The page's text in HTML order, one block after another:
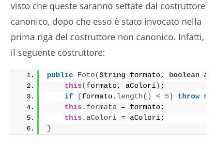
visto che queste saranno settate dal costruttore
canonico, dopo che esso è stato invocato nella
prima riga del costruttore non canonico. Infatti,
il seguente costruttore:
public Foto(String formato, boolean
this( formato, aColori) ;
if
( formato. length() < 5 ) throw new
this . formato = formato;
this . aColori = aColori;
}